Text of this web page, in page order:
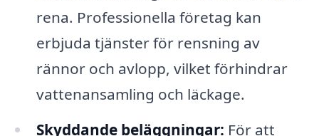
rena. Professionella företag kan
erbjuda tjänster för rensning av
rännor och avlopp, vilket förhindrar
vattenansamling och läckage.
Skyddande beläggningar: För att